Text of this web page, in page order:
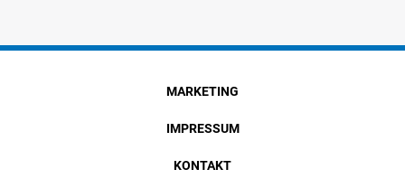
MARKETING
IMPRESSUM
KONTAKT